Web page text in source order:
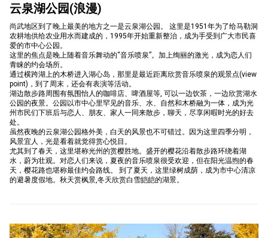
특
별
서
구
云泉湖公园(浪漫)
尚武地区到了晚上最美的地方之一是云泉湖公园。 这里是1951年为了给马勒洞
农耕地供给农业用水而建成的，1995年开始重新整治，成为手受到广大市民喜
爱的市中心公园。
这里的焦点是晚上随着音乐舞动的“音乐喷泉”。加上绚丽的激光，成为恋人们
青睐的约会场所。
通过横跨湖上的木桥进入湖心岛，那里是最近距离欣赏音乐喷泉的观景点(view
point)，到了周末，还会有表演等活动。
湖边散步路周围有氛围怡人的咖啡店、啤酒屋等, 可以一边饮茶，一边欣赏湖水
公园的夜景。公园以市中心里罕见的音乐、水、自然和木桥融为一体，成为光
州市民们下班后与恋人、朋友、家人一同来散步，聊天，尽享闲暇时光的好去
处。
虽然夜晚的云泉湖公园格外美，白天的风景也不可错过。因为这里四季分明，
风景宜人，光是看着就觉得赏心悦目。
尤其到了春天，这里堪称光州的赏樱胜地。盛开的樱花沿着散步路环绕着湖
水，蔚为壮观。对恋人们来说，夏夜的音乐喷泉很受欢迎，但在阳光温煦的春
天，樱花路也堪称最佳约会路线。 到了夏天，这里绿树成荫，成为市中心清凉
的避暑度假地。秋天赏枫景,冬天欣赏白雪皑皑的湖景。